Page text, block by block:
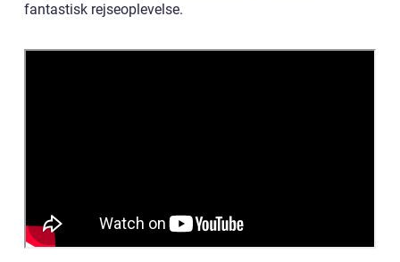
fantastisk rejseoplevelse.